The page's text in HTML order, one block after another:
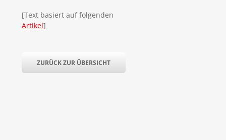
[Text basiert auf folgenden
Artikel]
ZURÜCK ZUR ÜBERSICHT